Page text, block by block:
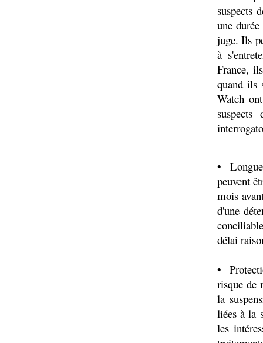
suspects
une
juge. Ils
à
France,
quand ils
Watch
•
peuvent
mois
d'une
délai
•
risque de
la
liées à la
les